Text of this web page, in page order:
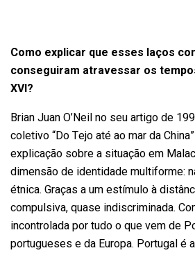
Como explicar que esses laços
conseguiram atravessar os
XVI?
Brian Juan O’Neil no seu artigo de
coletivo “Do Tejo até ao mar da
explicação sobre a situação em
dimensão de identidade multiforme:
étnica. Graças a um estímulo à
compulsiva, quase indiscriminada.
incontrolada por tudo o que vem de
portugueses e da Europa. Portugal é